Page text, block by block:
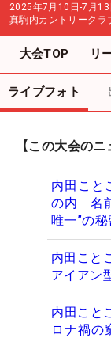
2025年7月10日-7月13
真駒内カントリークラ
大会TOP リ
ライブフォト
【この大会のニ
内田こと
の内 名
唯一”の秘
内田こと
アイアン
内田こと
ロナ禍の